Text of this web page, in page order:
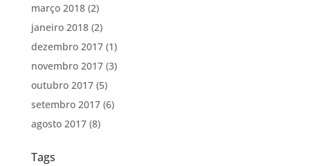
março 2018(2)
janeiro 2018(2)
dezembro 2017(1)
novembro 2017(3)
outubro 2017(5)
setembro 2017(6)
agosto 2017(8)
Tags